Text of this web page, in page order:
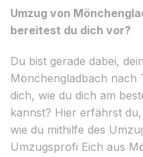
Umzug von
bereitest du dich vor?
Du bist gerade dabei,
Mönchengladbach nach
dich, wie du dich am
kannst? Hier erfährst
wie du mithilfe des
Umzugsprofi Eich aus